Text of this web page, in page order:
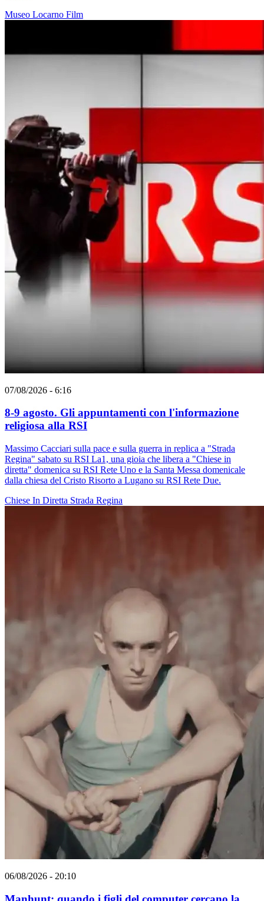
Museo Locarno Film
07/08/2026 - 6:16
8-9 agosto. Gli appuntamenti con l'informazione
religiosa alla RSI
Massimo Cacciari sulla pace e sulla guerra in replica a "Strada
Regina" sabato su RSI La1, una gioia che libera a "Chiese in
diretta" domenica su RSI Rete Uno e la Santa Messa domenicale
dalla chiesa del Cristo Risorto a Lugano su RSI Rete Due.
Chiese In Diretta Strada Regina
06/08/2026 - 20:10